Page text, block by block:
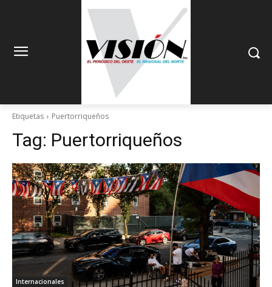
Etiquetas Puertorriqueños
Tag: Puertorriqueños
Internacionales